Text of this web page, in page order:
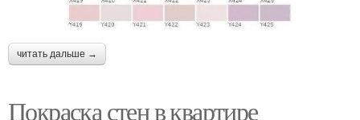
Краска для кухонь Пигменты для красок
Шелка на стене
читать дальше →
Покраска стен в квартире